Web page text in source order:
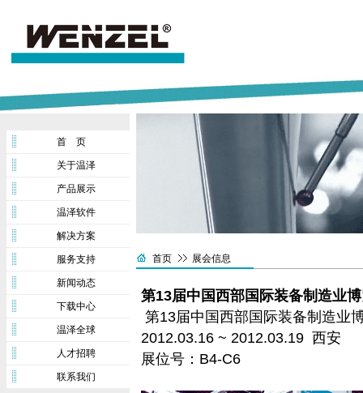
首 页
关于温泽
产品展示
温泽软件
解决方案
服务支持
新闻动态
下载中心
温泽全球
人才招聘
联系我们
首页 展会信息
第13届中国西部国际装备制造业
第13届中国西部国际装备制造业
2012.03.16 ~ 2012.03.19 西安
展位号：B4-C6